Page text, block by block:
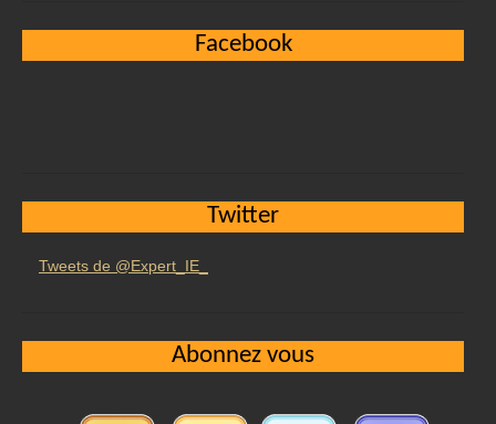
Facebook
Twitter
Tweets de @Expert_IE_
Abonnez vous